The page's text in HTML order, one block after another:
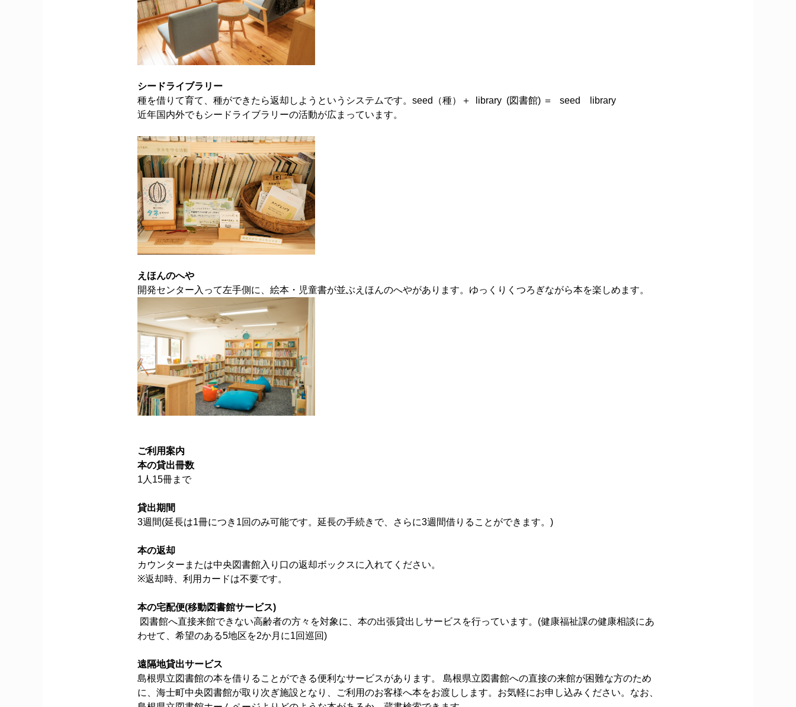
シードライブラリー
種を借りて育て、種ができたら返却しようというシステムです。seed（種）＋ library (図書館) ＝ seed library
近年国内外でもシードライブラリーの活動が広まっています。
えほんのへや
開発センター入って左手側に、絵本・児童書が並ぶえほんのへやがあります。ゆっくりくつろぎながら本を楽しめます。
ご利用案内
本の貸出冊数
1人15冊まで
貸出期間
3週間(延長は1冊につき1回のみ可能です。延長の手続きで、さらに3週間借りることができます。)
本の返却
カウンターまたは中央図書館入り口の返却ボックスに入れてください。
※返却時、利用カードは不要です。
本の宅配便(移動図書館サービス)
図書館へ直接来館できない高齢者の方々を対象に、本の出張貸出しサービスを行っています。(健康福祉課の健康相談にあ
わせて、希望のある5地区を2か月に1回巡回)
遠隔地貸出サービス
島根県立図書館の本を借りることができる便利なサービスがあります。
島根県立図書館への直接の来館が困難な方のため
に、海士町中央図書館が取り次ぎ施設となり、ご利用のお客様へ本をお渡しします。お気軽にお申し込みください。なお、